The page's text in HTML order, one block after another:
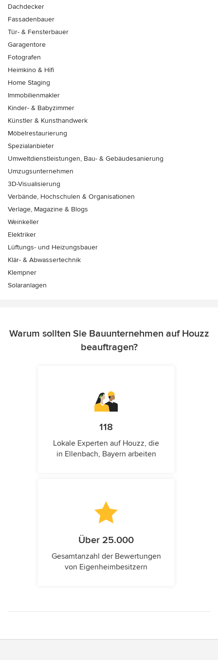
Dachdecker
Fassadenbauer
Tür- & Fensterbauer
Garagentore
Fotografen
Heimkino & Hifi
Home Staging
Immobilienmakler
Kinder- & Babyzimmer
Künstler & Kunsthandwerk
Möbelrestaurierung
Spezialanbieter
Umweltdienstleistungen, Bau- & Gebäudesanierung
Umzugsunternehmen
3D-Visualisierung
Verbände, Hochschulen & Organisationen
Verlage, Magazine & Blogs
Weinkeller
Elektriker
Lüftungs- und Heizungsbauer
Klär- & Abwassertechnik
Klempner
Solaranlagen
Warum sollten Sie Bauunternehmen auf Houzz
beauftragen?
118
Lokale Experten auf Houzz, die
in Ellenbach, Bayern arbeiten
Über 25.000
Gesamtanzahl der Bewertungen
von Eigenheimbesitzern